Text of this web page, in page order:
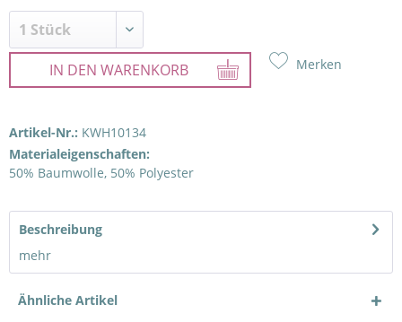
IN DEN WARENKORB Merken
Artikel-Nr.: KWH10134
Materialeigenschaften:
50% Baumwolle, 50% Polyester
Beschreibung
mehr
Ähnliche Artikel